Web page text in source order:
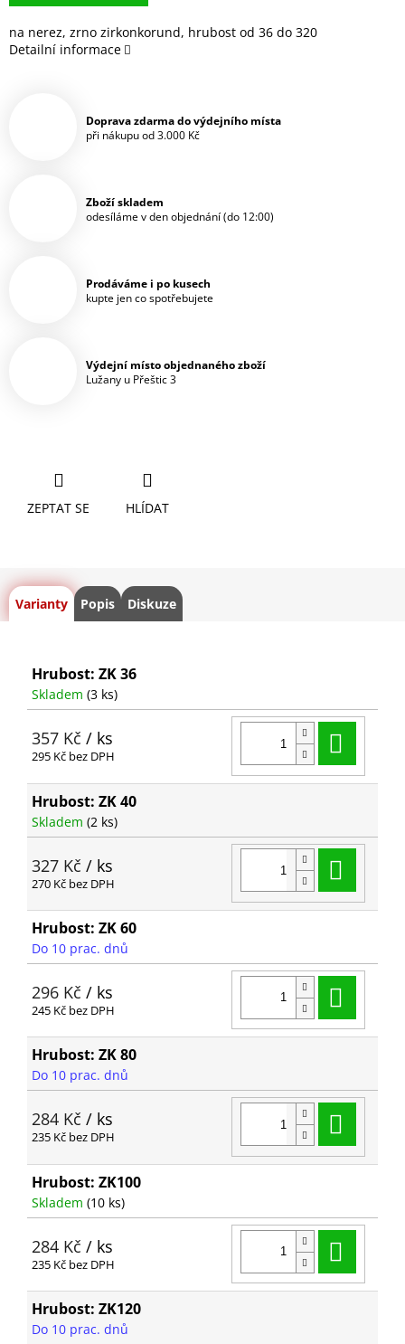
na nerez, zrno zirkonkorund, hrubost od 36 do 320
Detailní informace
Doprava zdarma do výdejního místa
při nákupu od 3.000 Kč
Zboží skladem
odesíláme v den objednání (do 12:00)
Prodáváme i po kusech
kupte jen co spotřebujete
Výdejní místo objednaného zboží
Lužany u Přeštic 3
ZEPTAT SE HLÍDAT
Varianty Popis Diskuze
Hrubost: ZK 36
Skladem (3 ks)
357 Kč / ks
295 Kč bez DPH
Hrubost: ZK 40
Skladem (2 ks)
327 Kč / ks
270 Kč bez DPH
Hrubost: ZK 60
Do 10 prac. dnů
296 Kč / ks
245 Kč bez DPH
Hrubost: ZK 80
Do 10 prac. dnů
284 Kč / ks
235 Kč bez DPH
Hrubost: ZK100
Skladem (10 ks)
284 Kč / ks
235 Kč bez DPH
Hrubost: ZK120
Do 10 prac. dnů